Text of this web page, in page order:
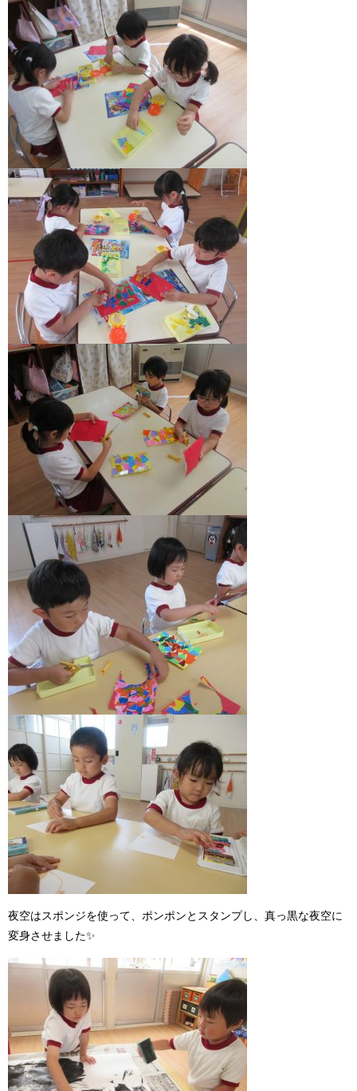
夜空はスポンジを使って、ポンポンとスタンプし、真っ黒な夜空に
変身させました✨